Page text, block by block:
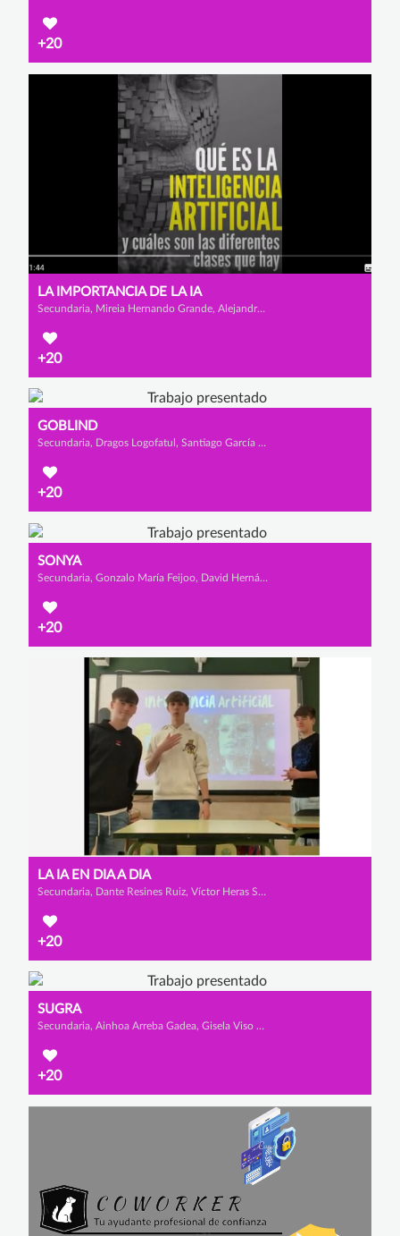
+20
LA IMPORTANCIA DE LA IA
Secundaria, Mireia Hernando Grande, Alejandra Bernal Rubiano y Victoria del Río Villambrosa
+20
GOBLIND
Secundaria, Dragos Logofatul, Santiago García Oro y Pablo Navalón Díaz
+20
SONYA
Secundaria, Gonzalo María Feijoo, David Hernáiz García y Unay Cantabrana Rodríguez
+20
LA IA EN DIA A DIA
Secundaria, Dante Resines Ruiz, Víctor Heras Sedano y Iván Tajadura Palacios
+20
SUGRA
Secundaria, Ainhoa Arreba Gadea, Gisela Viso Ramos y Gorka Villanueva López
+20